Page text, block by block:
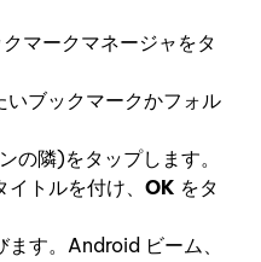
マークマネージャをタ
いブックマークかフォル
の隣)をタップします。
トルを付け、 OK をタ
す。Android ビーム、